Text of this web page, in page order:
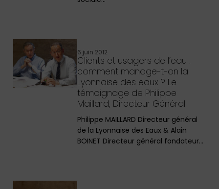
6 juin 2012
Clients et usagers de l’eau :
comment manage-t-on la
Lyonnaise des eaux ? Le
témoignage de Philippe
Maillard, Directeur Général.
Philippe MAILLARD Directeur général
de la Lyonnaise des Eaux & Alain
BOINET Directeur général fondateur…